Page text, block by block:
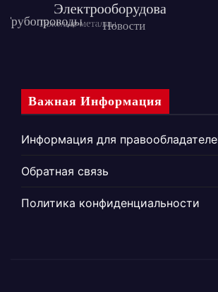
Важная Информация
Информация для
Обратная связь
Политика конфиденциальности